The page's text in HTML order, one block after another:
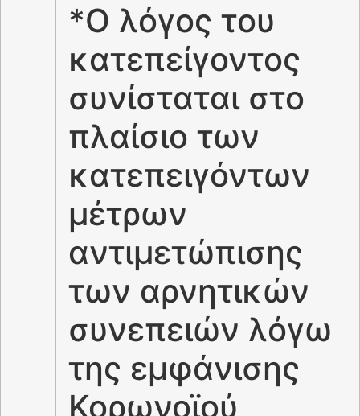
*Ο λόγος του
κατεπείγοντος
συνίσταται στο
πλαίσιο των
κατεπειγόντων
μέτρων
αντιμετώπισης
των αρνητικών
συνεπειών λόγω
της εμφάνισης
Κορωνοϊού